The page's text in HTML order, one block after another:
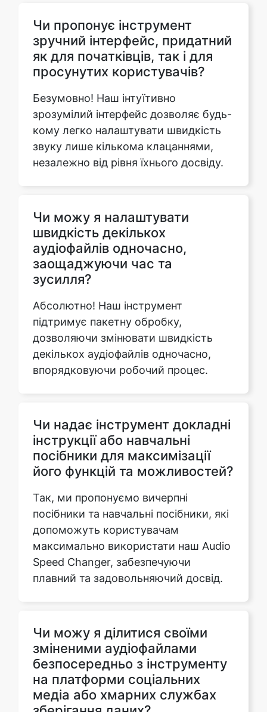
просунутих користувачів?
Безумовно! Наш інтуїтивно
зрозумілий інтерфейс дозволяє будь-
кому легко налаштувати швидкість
звуку лише кількома клацаннями,
незалежно від рівня їхнього досвіду.
Чи можу я налаштувати
заощаджуючи час та
зусилля?
Абсолютно! Наш інструмент
підтримує пакетну обробку,
дозволяючи змінювати швидкість
декількох аудіофайлів одночасно,
впорядковуючи робочий процес.
Чи надає інструмент докладні
його функцій та можливостей?
Так, ми пропонуємо вичерпні
посібники та навчальні посібники, які
допоможуть користувачам
максимально використати наш Audio
Speed Changer, забезпечуючи
плавний та задовольняючий досвід.
Чи можу я ділитися своїми
на платформи соціальних
медіа або хмарних службах
зберігання даних?
Так, наш інструмент пропонує
безперебійну інтеграцію з